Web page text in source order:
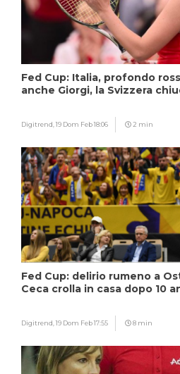
Fed Cup: Italia, profondo
anche Giorgi, la Svizzera
Digitrend,19 Dom Feb 18:06 2 min
Fed Cup: delirio rumeno a
Ceca crolla in casa dopo 10
Digitrend,19 Dom Feb 17:55 8 min